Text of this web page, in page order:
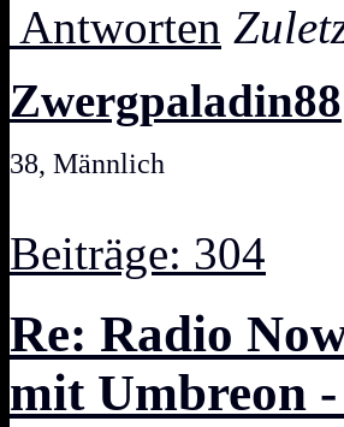
Antworten
Zwergpaladin88
38, Männlich
Beiträge: 304
Re: Radio
mit Umbreon